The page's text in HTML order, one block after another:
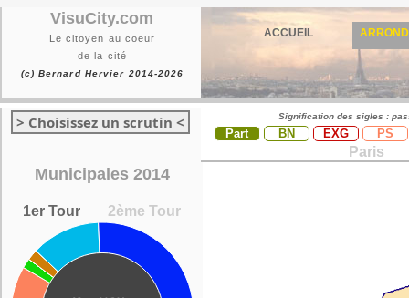
VisuCity.com
Le citoyen au coeur
de la cité
(c) Bernard Hervier 2014-2026
ACCUEIL
> Choisissez un scrutin <
Municipales 2014
1er Tour 2ème Tour
Signification des sigles :
Part BN EXG PS
Paris